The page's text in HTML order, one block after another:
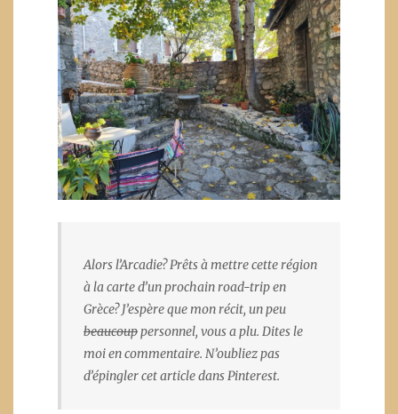
Alors l’Arcadie? Prêts à mettre cette région
à la carte d’un prochain road-trip en
Grèce? J’espère que mon récit, un peu
beaucouppersonnel, vous a plu. Dites le
moi en commentaire. N’oubliez pas
d’épingler cet article dans Pinterest.